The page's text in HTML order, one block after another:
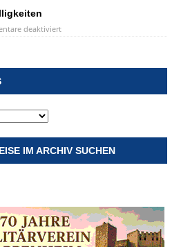
deaktiviert
IM ARCHIV SUCHEN